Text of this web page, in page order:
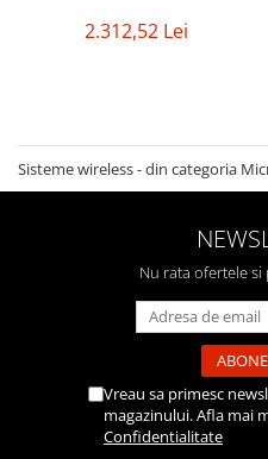
2.312,52 Lei
Sisteme wireless - din categoria
Nu rata ofertele
Vreau sa primesc
magazinului. Afla mai
Confidentialitate